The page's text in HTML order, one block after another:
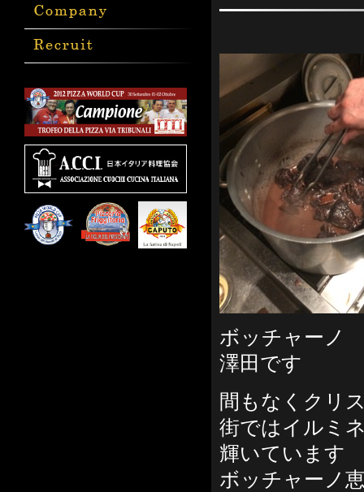
ボッチャーノ
澤田です
間もなくクリ
街ではイルミ
輝いています
ボッチャーノ